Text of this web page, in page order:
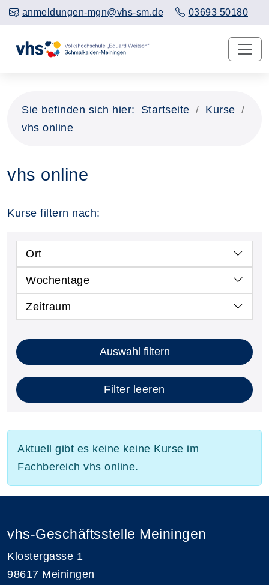
anmeldungen-mgn@vhs-sm.de 03693 50180
Sie befinden sich hier: Startseite
Kurse
vhs online
vhs online
Kurse filtern nach:
Ort
Wochentage
Zeitraum
Auswahl filtern
Filter leeren
Aktuell gibt es keine keine Kurse im
Fachbereich vhs online.
vhs-Geschäftsstelle Meiningen
Klostergasse 1
98617 Meiningen